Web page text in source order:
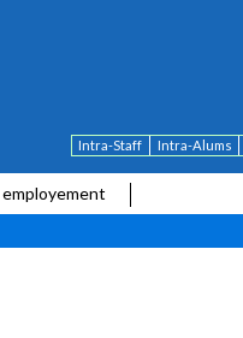
Intra-Staff Intra-Alums